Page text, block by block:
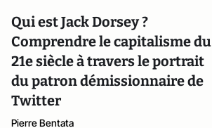
Qui est Jack Dorsey ?
Comprendre le capitalisme du
21e siècle à travers le portrait
du patron démissionnaire de
Twitter
Pierre Bentata